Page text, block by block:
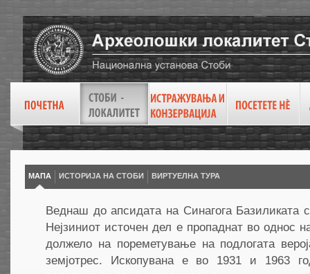
МАПА ИСТОРИЈА НА СТОБИ ВИРТУEЛНА ТУРА
Веднаш до апсидата на Синагога Базиликата
Нејзиниот источен дел е пропаднат во однос
должело на пореметување на подлогата
земјотрес. Ископувана е во 1931 и 1963